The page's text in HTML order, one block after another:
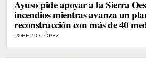
Ayuso pide apoyar a la Sierra
incendios mientras avanza un
reconstrucción con más de 40
ROBERTO LÓPEZ